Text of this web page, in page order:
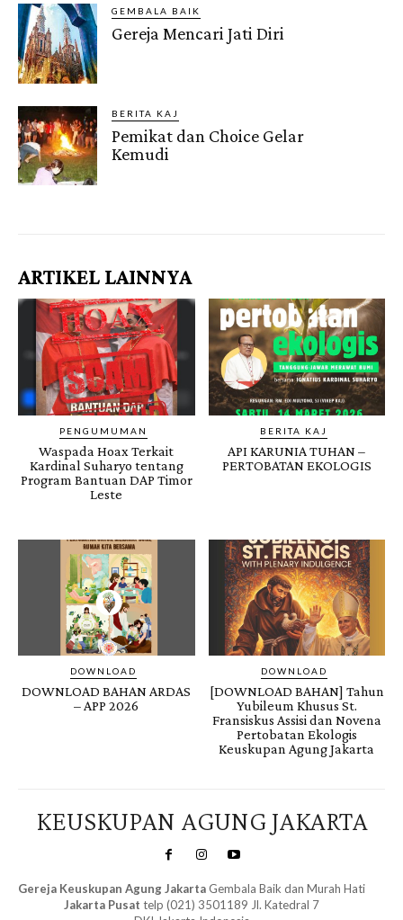
GEMBALA BAIK
Gereja Mencari Jati Diri
BERITA KAJ
Pemikat dan Choice Gelar
Kemudi
Gendis.ID
ARTIKEL LAINNYA
PENGUMUMAN
Waspada Hoax Terkait
Kardinal Suharyo tentang
Program Bantuan DAP Timor
Leste
BERITA KAJ
API KARUNIA TUHAN –
PERTOBATAN EKOLOGIS
DOWNLOAD
DOWNLOAD BAHAN ARDAS
– APP 2026
DOWNLOAD
[DOWNLOAD BAHAN] Tahun
Yubileum Khusus St.
Fransiskus Assisi dan Novena
Pertobatan Ekologis
Keuskupan Agung Jakarta
KEUSKUPAN AGUNG JAKARTA
Gereja Keuskupan Agung Jakarta Gembala Baik dan Murah Hati
Jakarta Pusat telp (021) 3501189 Jl. Katedral 7